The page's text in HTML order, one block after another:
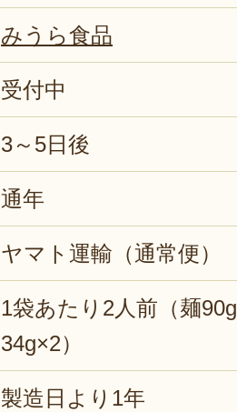
みうら食品
受付中
3～5日後
通年
ヤマト運輸（通常便）
1袋あたり2人前（麺
34g×2）
製造日より1年